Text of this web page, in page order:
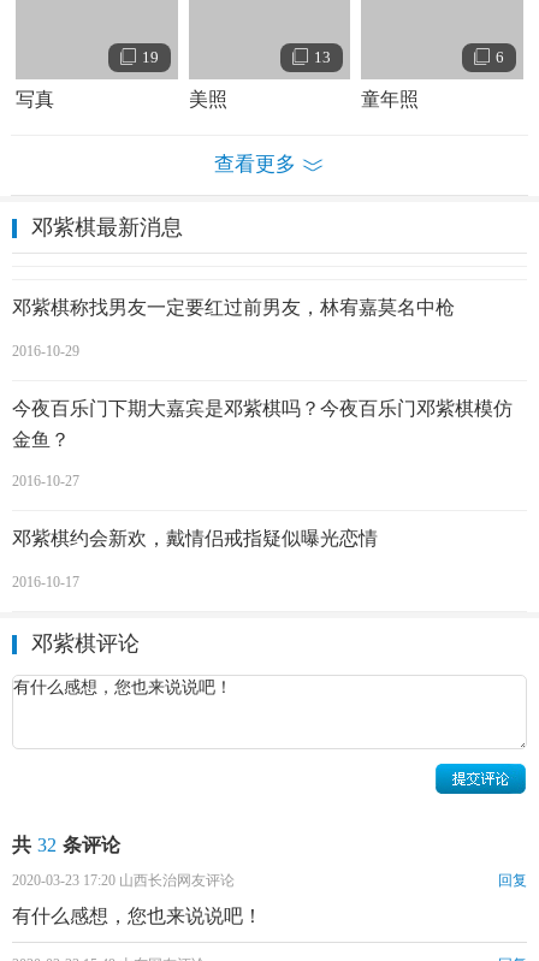
道后仍考入香港演艺学院，主修声学。后因工作量日渐增
多，她在2009年上半年放弃香港演艺学院的声学课程。
邓紫棋的感情经历
次曝光。2013年7月，林宥嘉、邓紫棋一同出席第24届金曲
发现在泰国普吉度假，为21岁的邓紫棋庆生。两人对感情话
题一直保持低调，并未正面回应过恋情，而在外界则认为是
19
写真
13
美照
6
童年照
查看更多
邓紫棋最新消息
邓紫棋称找男友一定要红过前男友，林宥嘉莫名中枪
2016-10-29
今夜百乐门下期大嘉宾是邓紫棋吗？今夜百乐门邓紫棋模仿
金鱼？
2016-10-27
邓紫棋约会新欢，戴情侣戒指疑似曝光恋情
2016-10-17
邓紫棋评论
共 32 条评论
2020-03-23 17:20 山西长治网友评论 回复
有什么感想，您也来说说吧！